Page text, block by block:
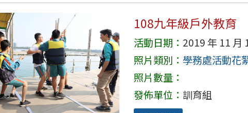
108九年級戶外教育
活動日期： 2019 年 11 月
照片類別： 學務處活動花
照片數量：
發佈單位： 訓育組